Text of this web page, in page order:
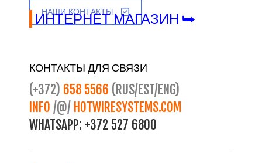
НАШИ КОНТАКТЫ
ИНТЕРНЕТ МАГАЗИН ⮩
КОНТАКТЫ ДЛЯ СВЯЗИ
(+372) 658 5566 (RUS/EST/ENG)
INFO /@/ HOTWIRESYSTEMS.COM
WHATSAPP: +372 527 6800